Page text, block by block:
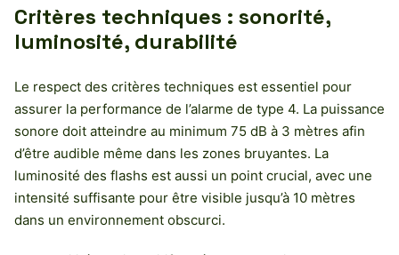
Critères techniques : sonorité,
luminosité, durabilité
Le respect des critères techniques est essentiel pour
assurer la performance de l’alarme de type 4. La puissance
sonore doit atteindre au minimum 75 dB à 3 mètres afin
d’être audible même dans les zones bruyantes. La
luminosité des flashs est aussi un point crucial, avec une
intensité suffisante pour être visible jusqu’à 10 mètres
dans un environnement obscurci.